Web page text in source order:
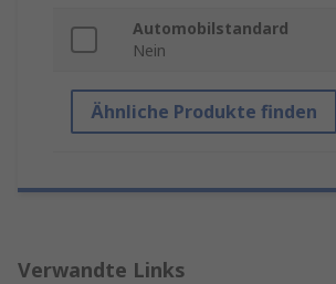
Automobilstandard
Nein
Ähnliche Produkte finden
Verwandte Links